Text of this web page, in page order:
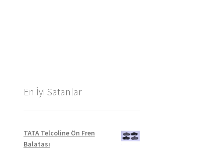
En İyi Satanlar
TATA Telcoline Ön Fren
Balatası